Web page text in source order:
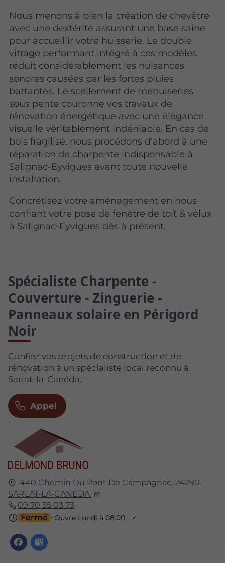
Nous menons à bien la création de chevêtre
avec une dextérité assurant une base saine
pour accueillir votre huisserie. Le double
vitrage performant intégré à ces modèles
réduit considérablement les nuisances
sonores causées par les fortes pluies
battantes. Le scellement de menuiseries
sous pente couronne vos travaux de
rénovation énergétique avec une élégance
visuelle véritablement indéniable. En cas de
bois fragilisé, nous procédons d'abord à une
réparation de charpente indispensable à
Salignac-Eyvigues avant toute nouvelle
installation.
Concrétisez votre aménagement en nous
confiant votre pose de fenêtre de toit & vélux
à Salignac-Eyvigues dès à présent.
440 Chemin Du Pont De Campagnac, 24290
SARLAT-LA-CANEDA
09 70 35 03 73
Fermé ⋅ Ouvre Lundi à 08:00
Spécialiste Charpente -
Couverture - Zinguerie -
Panneaux solaire en Périgord
Noir
Confiez vos projets de construction et de
rénovation à un spécialiste local reconnu à
Sarlat-la-Canéda.
Appel